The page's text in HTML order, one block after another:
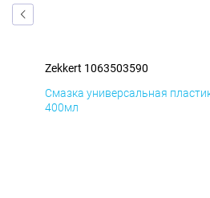
Zekkert 1063503590
Смазка универсальная
400мл